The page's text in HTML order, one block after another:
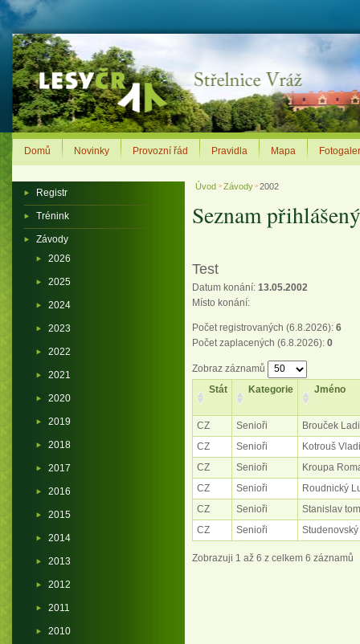
Úvod > Závody > 2002
Seznam
Test
Datum konání: 13.05.2002
Místo konání:
Počet registrovaných (6.8.2026): 6
Počet zaplacených (6.8.2026): 0
Zobraz záznamů
Stát
Kategorie Jméno
CZ Senioři
Brouček
CZ
Senioři
Kotrouš
CZ
Senioři
Kroupa
CZ
Senioři
Roudnický
CZ
Senioři
Stanislav
CZ
Senioři
Zobrazuji 1 až 6 z celkem 6 záznamů
Registr
Trénink
Závody
2026
2025
2024
2023
2022
2021
2020
2019
2018
2017
2016
2015
2014
2013
2012
2011
2010
Domů Novinky Provozní řád Pravidla Mapa